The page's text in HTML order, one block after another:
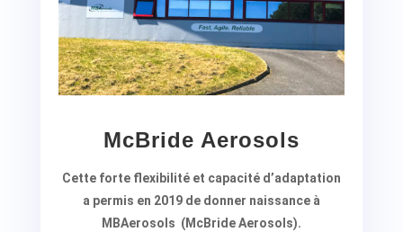
McBride Aerosols
Cette forte flexibilité et capacité d’adaptation
a permis en 2019 de donner naissance à
MBAerosols (McBride Aerosols).